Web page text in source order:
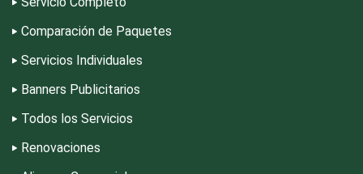
Escuelas de Conducción
Escuelas de Gastronomía
Comparación de Paquetes
Servicios Individuales
Banners Publicitarios
Todos los Servicios
Renovaciones